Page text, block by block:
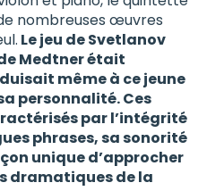
nombreuses œuvres
Le jeu de Svetlanov
Medtner était
même à ce jeune
personnalité. Ces
par l’intégrité
phrases, sa sonorité
unique d’approcher
dramatiques de la